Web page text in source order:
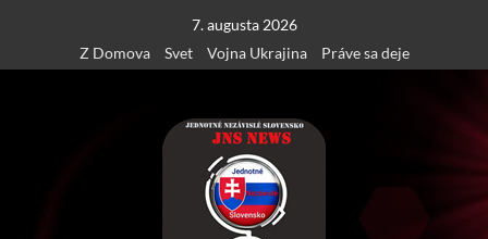
content
7. augusta 2026
Z Domova
Svet Vojna Ukrajina Práve sa deje